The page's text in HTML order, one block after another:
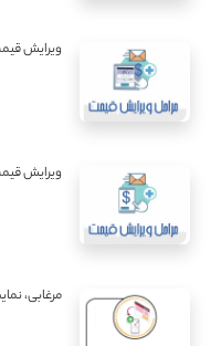
ویرایش
ویرایش
مرغابی،